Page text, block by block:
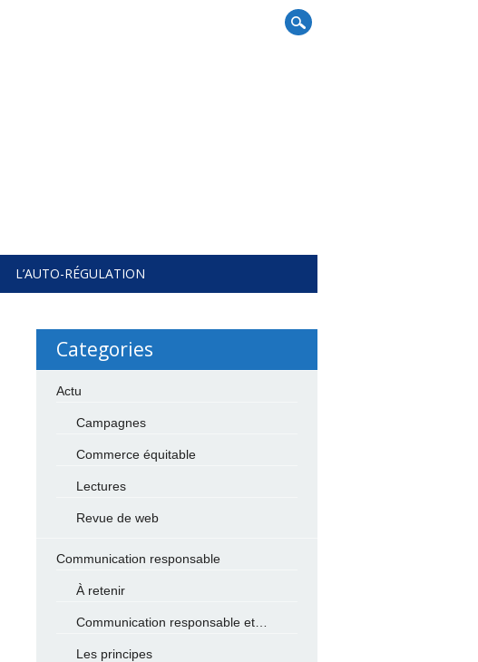
L’AUTO-RÉGULATION
Categories
Actu
Campagnes
Commerce équitable
Lectures
Revue de web
Communication responsable
À retenir
Communication responsable et…
Les principes